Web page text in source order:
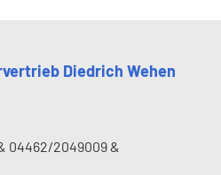
Diedrich Wehen
04462/2049009 &